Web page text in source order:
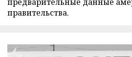
правительства.